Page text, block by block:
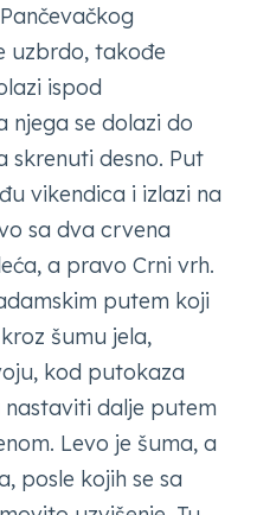
uzbrdo, takođe
ispod
njega se dolazi do
skrenuti desno. Put
vikendica i izlazi na
sa dva crvena
a pravo Crni vrh.
putem koji
šumu jela,
kod putokaza
nastaviti dalje putem
Levo je šuma, a
posle kojih se sa